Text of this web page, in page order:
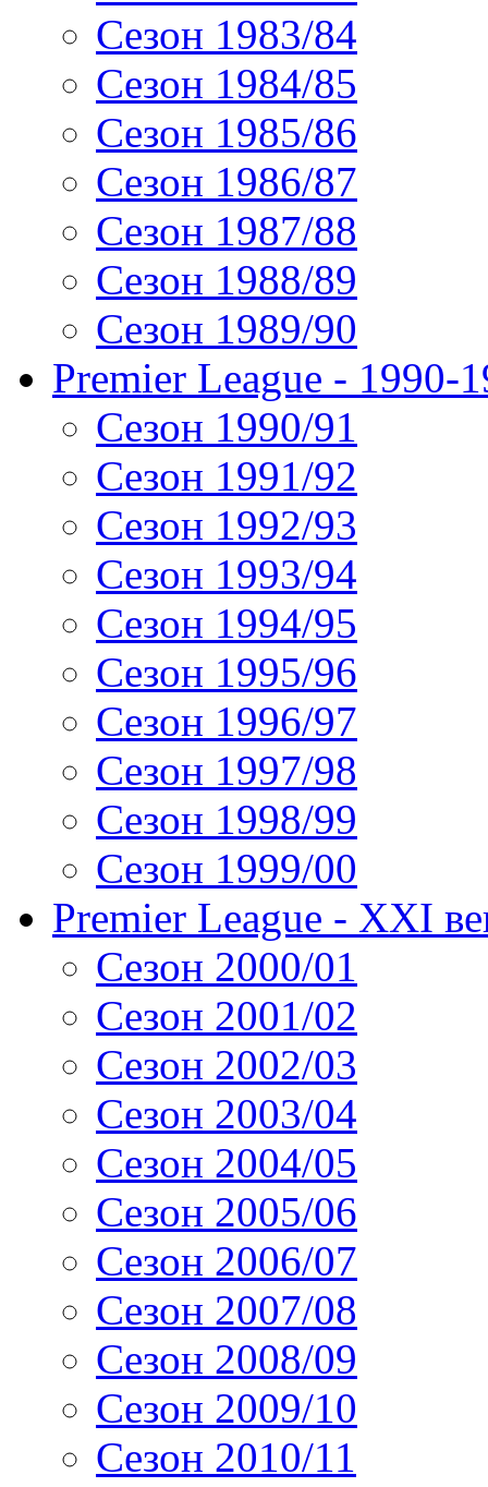
Сезон 1983/84
Сезон 1984/85
Сезон 1985/86
Сезон 1986/87
Сезон 1987/88
Сезон 1988/89
Сезон 1989/90
Premier League - 1990-
Сезон 1990/91
Сезон 1991/92
Сезон 1992/93
Сезон 1993/94
Сезон 1994/95
Сезон 1995/96
Сезон 1996/97
Сезон 1997/98
Сезон 1998/99
Сезон 1999/00
Premier League - XXI
Сезон 2000/01
Сезон 2001/02
Сезон 2002/03
Сезон 2003/04
Сезон 2004/05
Сезон 2005/06
Сезон 2006/07
Сезон 2007/08
Сезон 2008/09
Сезон 2009/10
Сезон 2010/11